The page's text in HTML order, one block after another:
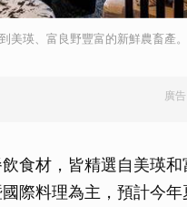
美瑛、富良野豐富的新鮮農畜
廣
食材，皆精選自美瑛
際料理為主，預計今